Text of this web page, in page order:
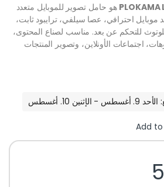
هو حامل تصوير للموبايل متعدد
موبايل احترافي، عصا سيلفي، ترايبود ثابت،
للتحكم عن بعد. مناسب لصناع المحتوى،
اجتماعات الأونلاين، وتصوير المنتجات
10. أغسطس
Add